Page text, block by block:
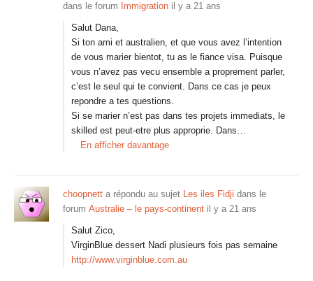
dans le forum Immigration il y a 21 ans
Salut Dana,
Si ton ami et australien, et que vous avez l’intention
de vous marier bientot, tu as le fiance visa. Puisque
vous n’avez pas vecu ensemble a proprement parler,
c’est le seul qui te convient. Dans ce cas je peux
repondre a tes questions.
Si se marier n’est pas dans tes projets immediats, le
skilled est peut-etre plus approprie. Dans…
En afficher davantage
choopnett a répondu au sujet Les iles Fidji dans le
forum Australie – le pays-continent il y a 21 ans
Salut Zico,
VirginBlue dessert Nadi plusieurs fois pas semaine
http://www.virginblue.com.au